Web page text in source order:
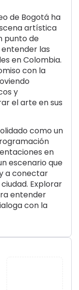
de Bogotá ha
artística
punto de
las
en Colombia.
con la
y
el arte en sus
como un
en
escenario que
a conectar
Explorar
entender
con la